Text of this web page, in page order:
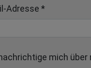
Adresse *
mich über